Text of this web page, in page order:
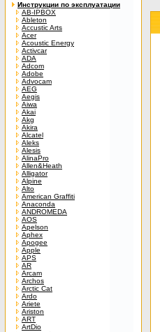
Инструкции по эксплуатации
AB-IPBOX
Ableton
Accustic Arts
Acer
Acoustic Energy
Activcar
ADA
Adcom
Adobe
Advocam
AEG
Aegis
Aiwa
Akai
Akg
Akira
Alcatel
Aleks
Alesis
AlinaPro
Allen&Heath
Alligator
Alpine
Alto
American Graffiti
Anaconda
ANDROMEDA
AOS
Apelson
Aphex
Apogee
Apple
APS
AR
Arcam
Archos
Arctic Cat
Ardo
Ariete
Ariston
ART
ArtDio